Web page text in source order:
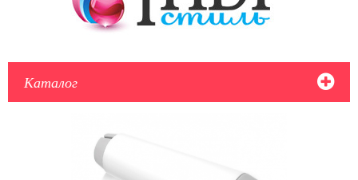
Каталог